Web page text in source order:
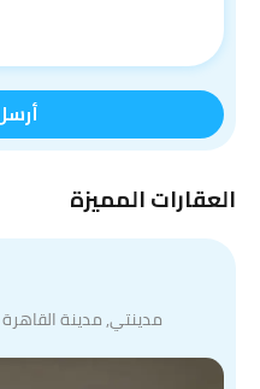
العقارات المميزة
مدينتي, مدينة القاهرة